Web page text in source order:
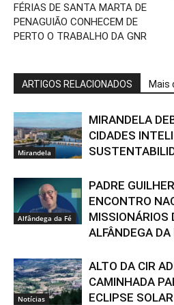
FÉRIAS DE SANTA MARTA DE
PENAGUIÃO CONHECEM DE
PERTO O TRABALHO DA GNR
ARTIGOS RELACIONADOS Mais
Mirandela
MIRANDELA
CIDADES
Alfândega da Fé
PADRE
ENCONTRO
MISSIONÁRIOS
ALFÂNDEGA DA
Notícias
ALTO DA CIR
CAMINHADA
ECLIPSE SOLAR